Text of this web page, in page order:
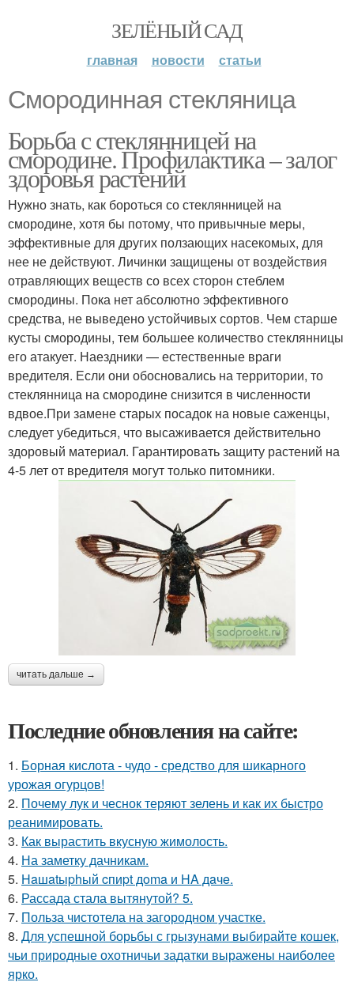
ЗЕЛЁНЫЙ САД
главная новости статьи
Смородинная стекляница
Борьба с стеклянницей на
смородине. Профилактика – залог
здоровья растений
Нужно знать, как бороться со стеклянницей на
смородине, хотя бы потому, что привычные меры,
эффективные для других ползающих насекомых, для
нее не действуют. Личинки защищены от воздействия
отравляющих веществ со всех сторон стеблем
смородины. Пока нет абсолютно эффективного
средства, не выведено устойчивых сортов. Чем старше
кусты смородины, тем большее количество стеклянницы
его атакует. Наездники — естественные враги
вредителя. Если они обосновались на территории, то
стеклянница на смородине снизится в численности
вдвое.При замене старых посадок на новые саженцы,
следует убедиться, что высаживается действительно
здоровый материал. Гарантировать защиту растений на
4-5 лет от вредителя могут только питомники.
читать дальше →
Последние обновления на сайте:
1. Борная кислота - чудо - средство для шикарного
урожая огурцов!
2. Почему лук и чеснок теряют зелень и как их быстро
реанимировать.
3. Как вырастить вкусную жимолость.
4. На заметку дачникам.
5. Haшatыphый cпиpt дoma и HA дaчe.
6. Рассада стала вытянутой? 5.
7. Польза чистотела на загородном участке.
8. Для успешной борьбы с грызунами выбирайте кошек,
чьи природные охотничьи задатки выражены наиболее
ярко.